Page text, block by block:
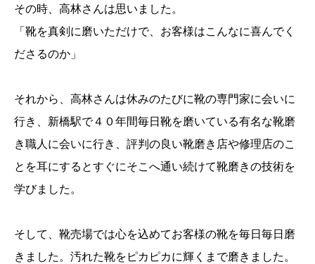
その時、高林さんは思いました。
「靴を真剣に磨いただけで、お客様はこんなに喜んでく
ださるのか」
それから、高林さんは休みのたびに靴の専門家に会いに
行き、新橋駅で４０年間毎日靴を磨いている有名な靴磨
き職人に会いに行き、評判の良い靴磨き店や修理店のこ
とを耳にするとすぐにそこへ通い続けて靴磨きの技術を
学びました。
そして、靴売場では心を込めてお客様の靴を毎日毎日磨
きました。汚れた靴をピカピカに輝くまで磨きました。